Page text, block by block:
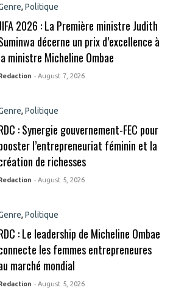
, Politique
2026 : La Première ministre Judith
décerne un prix d’excellence à
ministre Micheline Ombae
- August 7, 2026
, Politique
: Synergie gouvernement-FEC pour
l’entrepreneuriat féminin et la
de richesses
- August 5, 2026
, Politique
: Le leadership de Micheline Ombae
les femmes entrepreneures
marché mondial
- August 5, 2026